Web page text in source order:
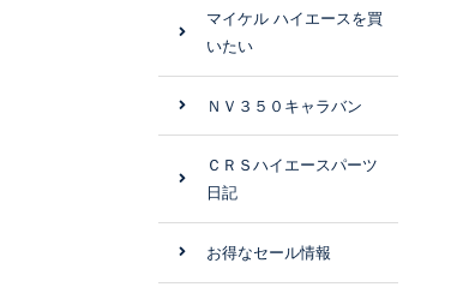
マイケル ハイエースを買
いたい
ＮＶ３５０キャラバン
ＣＲＳハイエースパーツ
日記
お得なセール情報